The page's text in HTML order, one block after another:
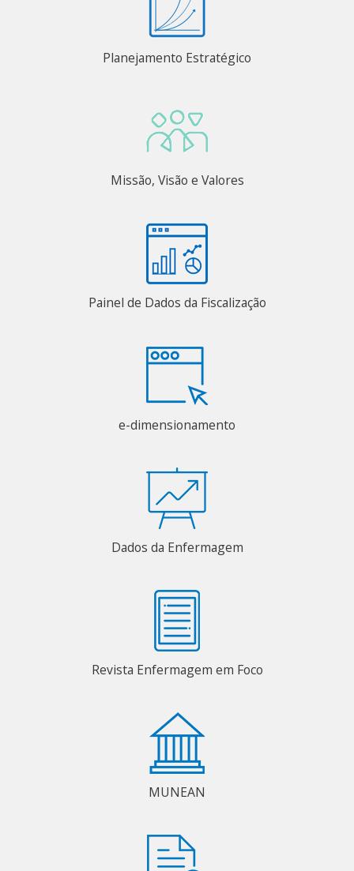
Planejamento Estratégico
Missão, Visão e Valores
Painel de Dados da Fiscalização
e-dimensionamento
Dados da Enfermagem
Revista Enfermagem em Foco
MUNEAN